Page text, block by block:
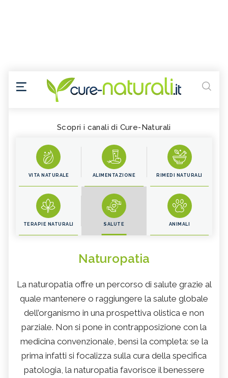
Scopri i canali di Cure-Naturali
VITA NATURALE ALIMENTAZIONE RIMEDI NATURALI
TERAPIE NATURALI SALUTE ANIMALI
Naturopatia
La naturopatia offre un percorso di salute grazie al
quale mantenere o raggiungere la salute globale
dell’organismo in una prospettiva olistica e non
parziale. Non si pone in contrapposizione con la
medicina convenzionale, bensì la completa: se la
prima infatti si focalizza sulla cura della specifica
patologia, la naturopatia favorisce il benessere